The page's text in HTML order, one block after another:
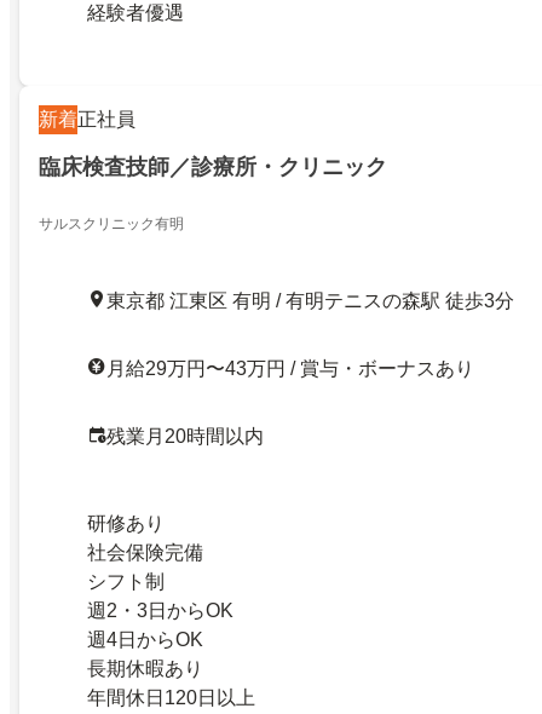
経験者優遇
新着正社員
臨床検査技師／診療所・クリニック
サルスクリニック有明
東京都 江東区 有明 / 有明テニスの森駅 徒歩3分
月給29万円〜43万円 / 賞与・ボーナスあり
残業月20時間以内
研修あり
社会保険完備
シフト制
週2・3日からOK
週4日からOK
長期休暇あり
年間休日120日以上